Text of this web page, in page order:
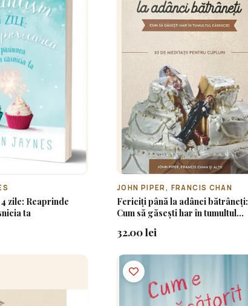
zile: Reaprinde
ta
JOHN PIPER, FRANCIS CHAN
Fericiți până la adânci bătrâneți:
Cum să găsești har în tumultul
cupluri
32.00 lei